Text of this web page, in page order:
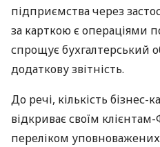
підприємства через
за карткою є операціями
спрощує бухгалтерський
додаткову звітність.
До речі, кількість бізнес-
відкриває своїм
переліком уповноважених